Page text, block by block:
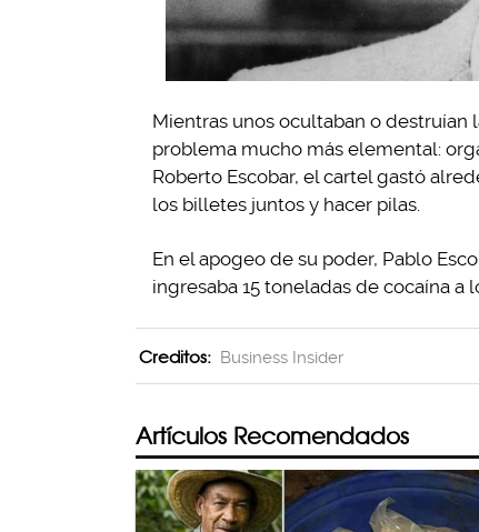
Mientras unos ocultaban o
problema mucho más elemental:
Roberto Escobar, el cartel gastó
los billetes juntos y hacer pilas.
En el apogeo de su poder, Pablo
ingresaba 15 toneladas de cocaína a
Creditos: Business Insider
Artículos Recomendados